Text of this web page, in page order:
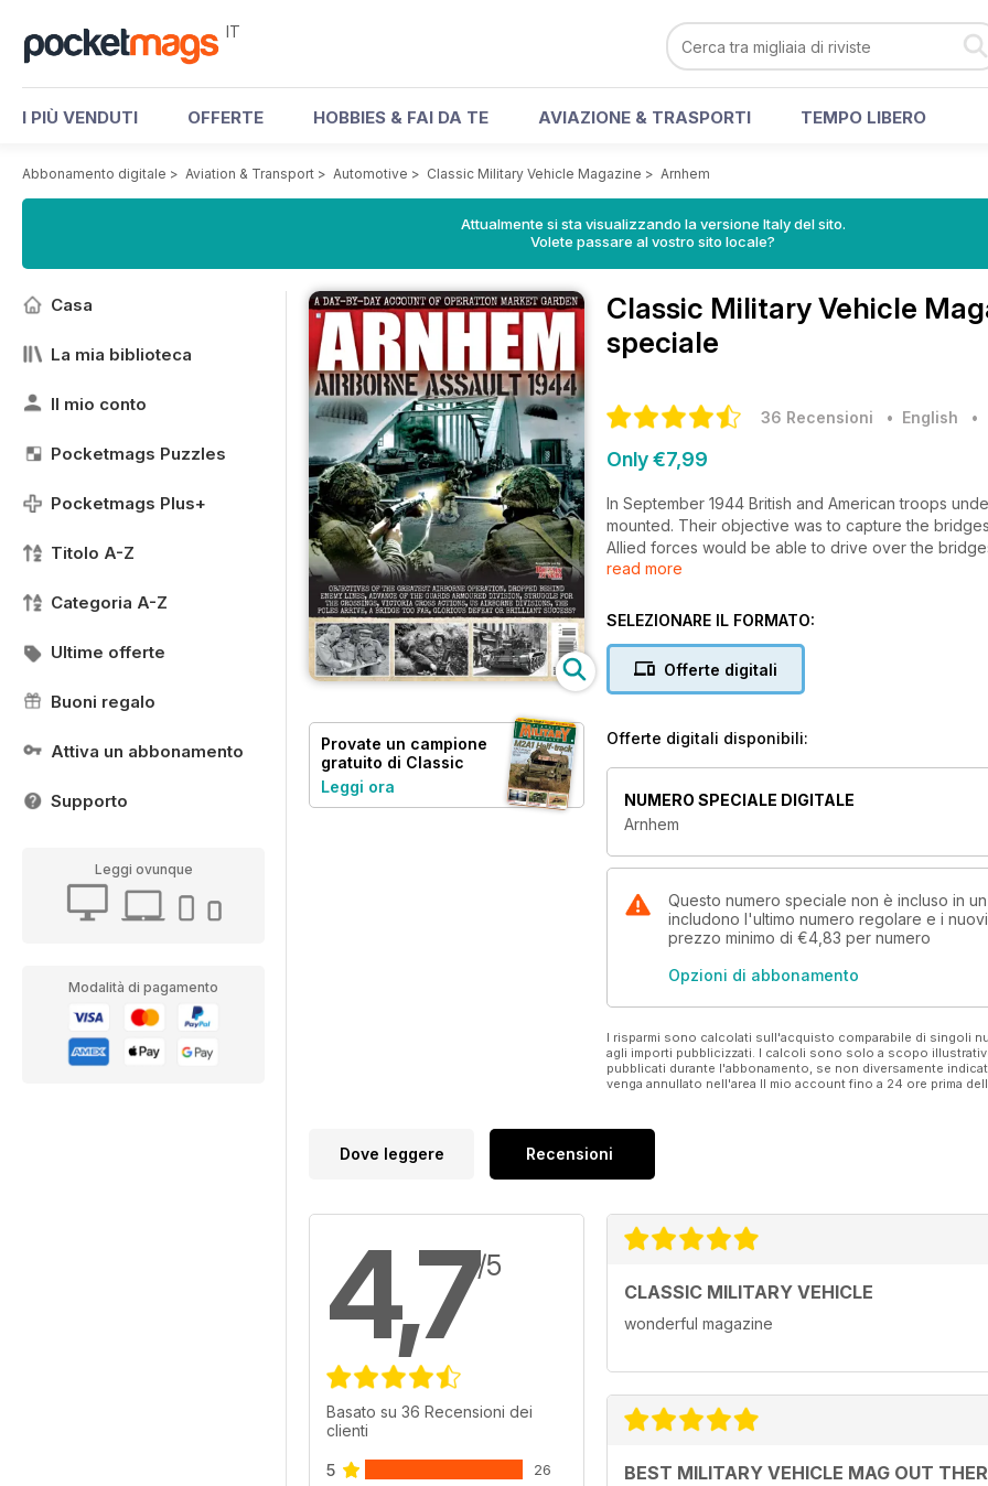
IT
I PIÙ VENDUTI OFFERTE HOBBIES & FAI DA TE AVIAZIONE & TRASPORTI TEMPO LIBERO
Abbonamento digitale > Aviation & Transport > Automotive > Classic Military Vehicle Magazine > Arnhem
Attualmente si sta visualizzando la versione Italy del sito.
Volete passare al vostro sito locale?
Casa
La mia biblioteca
Il mio conto
Pocketmags Puzzles
Pocketmags Plus+
Titolo A-Z
Categoria A-Z
Ultime offerte
Buoni regalo
Attiva un abbonamento
Supporto
Leggi ovunque
Modalità di pagamento
Provate un campione
gratuito di Classic
Military Vehicle
Leggi ora
Classic Military Vehicle
speciale
36 Recensioni • English •
Only €7,99
In September 1944 British and American troops
mounted. Their objective was to capture the
Allied forces would be able to drive over the
All the river crossings were taken except the
Too Far.
dramatic story of Operation Market Garden as it
read more
SELEZIONARE IL FORMATO:
Offerte digitali
Offerte digitali disponibili:
NUMERO SPECIALE DIGITALE
Arnhem
Questo numero speciale non è incluso in
includono l'ultimo numero regolare e i
prezzo minimo di €4,83 per numero
Opzioni di abbonamento
I risparmi sono calcolati sull'acquisto comparabile di singoli
agli importi pubblicizzati. I calcoli sono solo a scopo
pubblicati durante l'abbonamento, se non diversamente
venga annullato nell'area Il mio account fino a 24 ore prima
Dove leggere Recensioni
4,7/5
Basato su 36 Recensioni dei
clienti
5 26
CLASSIC MILITARY VEHICLE
wonderful magazine
BEST MILITARY VEHICLE MAG OUT